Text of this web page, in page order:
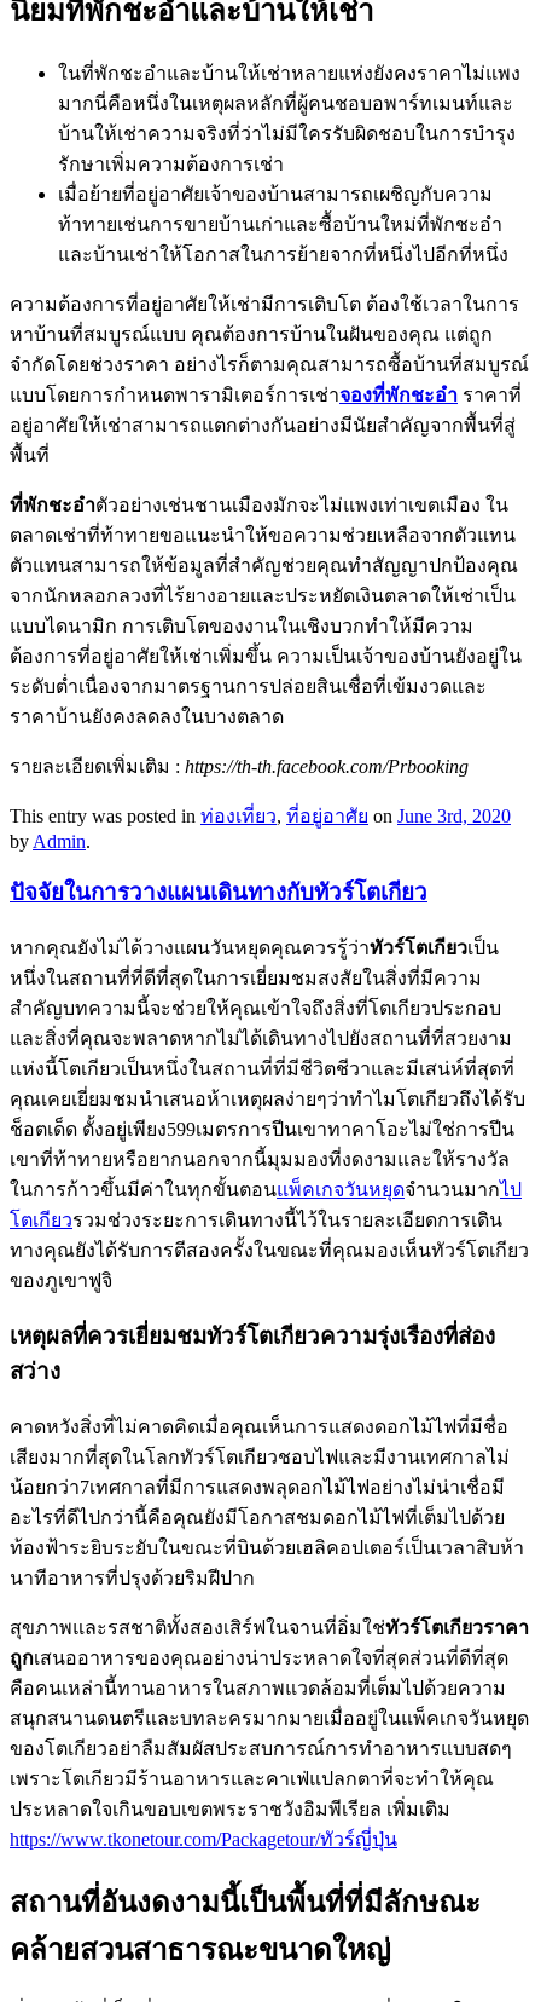
นิยมที่พักชะอำและบ้านให้เช่า
ในที่พักชะอำและบ้านให้เช่าหลายแห่งยังคงราคาไม่แพง
มากนี่คือหนึ่งในเหตุผลหลักที่ผู้คนชอบอพาร์ทเมนท์และ
บ้านให้เช่าความจริงที่ว่าไม่มีใครรับผิดชอบในการบำรุง
รักษาเพิ่มความต้องการเช่า
เมื่อย้ายที่อยู่อาศัยเจ้าของบ้านสามารถเผชิญกับความ
ท้าทายเช่นการขายบ้านเก่าและซื้อบ้านใหม่ที่พักชะอำ
และบ้านเช่าให้โอกาสในการย้ายจากที่หนึ่งไปอีกที่หนึ่ง
ความต้องการที่อยู่อาศัยให้เช่ามีการเติบโต ต้องใช้เวลาในการ
หาบ้านที่สมบูรณ์แบบ คุณต้องการบ้านในฝันของคุณ แต่ถูก
จำกัดโดยช่วงราคา อย่างไรก็ตามคุณสามารถซื้อบ้านที่สมบูรณ์
แบบโดยการกำหนดพารามิเตอร์การเช่าจองที่พักชะอำ ราคาที่
อยู่อาศัยให้เช่าสามารถแตกต่างกันอย่างมีนัยสำคัญจากพื้นที่สู่
พื้นที่
ที่พักชะอำตัวอย่างเช่นชานเมืองมักจะไม่แพงเท่าเขตเมือง ใน
ตลาดเช่าที่ท้าทายขอแนะนำให้ขอความช่วยเหลือจากตัวแทน
ตัวแทนสามารถให้ข้อมูลที่สำคัญช่วยคุณทำสัญญาปกป้องคุณ
จากนักหลอกลวงที่ไร้ยางอายและประหยัดเงินตลาดให้เช่าเป็น
แบบไดนามิก การเติบโตของงานในเชิงบวกทำให้มีความ
ต้องการที่อยู่อาศัยให้เช่าเพิ่มขึ้น ความเป็นเจ้าของบ้านยังอยู่ใน
ระดับต่ำเนื่องจากมาตรฐานการปล่อยสินเชื่อที่เข้มงวดและ
ราคาบ้านยังคงลดลงในบางตลาด
รายละเอียดเพิ่มเติม : https://th-th.facebook.com/Prbooking
This entry was posted in ท่องเที่ยว, ที่อยู่อาศัย on June 3rd, 2020
by Admin.
ปัจจัยในการวางแผนเดินทางกับทัวร์โตเกียว
หากคุณยังไม่ได้วางแผนวันหยุดคุณควรรู้ว่าทัวร์โตเกียวเป็น
หนึ่งในสถานที่ที่ดีที่สุดในการเยี่ยมชมสงสัยในสิ่งที่มีความ
สำคัญบทความนี้จะช่วยให้คุณเข้าใจถึงสิ่งที่โตเกียวประกอบ
และสิ่งที่คุณจะพลาดหากไม่ได้เดินทางไปยังสถานที่ที่สวยงาม
แห่งนี้โตเกียวเป็นหนึ่งในสถานที่ที่มีชีวิตชีวาและมีเสน่ห์ที่สุดที่
คุณเคยเยี่ยมชมนำเสนอห้าเหตุผลง่ายๆว่าทำไมโตเกียวถึงได้รับ
ช็อตเด็ด ตั้งอยู่เพียง599เมตรการปีนเขาทาคาโอะไม่ใช่การปีน
เขาที่ท้าทายหรือยากนอกจากนี้มุมมองที่งดงามและให้รางวัล
ในการก้าวขึ้นมีค่าในทุกขั้นตอนแพ็คเกจวันหยุดจำนวนมากไป
โตเกียวรวมช่วงระยะการเดินทางนี้ไว้ในรายละเอียดการเดิน
ทางคุณยังได้รับการตีสองครั้งในขณะที่คุณมองเห็นทัวร์โตเกียว
ของภูเขาฟูจิ
เหตุผลที่ควรเยี่ยมชมทัวร์โตเกียวความรุ่งเรืองที่ส่อง
สว่าง
คาดหวังสิ่งที่ไม่คาดคิดเมื่อคุณเห็นการแสดงดอกไม้ไฟที่มีชื่อ
เสียงมากที่สุดในโลกทัวร์โตเกียวชอบไฟและมีงานเทศกาลไม่
น้อยกว่า7เทศกาลที่มีการแสดงพลุดอกไม้ไฟอย่างไม่น่าเชื่อมี
อะไรที่ดีไปกว่านี้คือคุณยังมีโอกาสชมดอกไม้ไฟที่เต็มไปด้วย
ท้องฟ้าระยิบระยับในขณะที่บินด้วยเฮลิคอปเตอร์เป็นเวลาสิบห้า
นาทีอาหารที่ปรุงด้วยริมฝีปาก
สุขภาพและรสชาติทั้งสองเสิร์ฟในจานที่อิ่มใช่ทัวร์โตเกียวราคา
ถูกเสนออาหารของคุณอย่างน่าประหลาดใจที่สุดส่วนที่ดีที่สุด
คือคนเหล่านี้ทานอาหารในสภาพแวดล้อมที่เต็มไปด้วยความ
สนุกสนานดนตรีและบทละครมากมายเมื่ออยู่ในแพ็คเกจวันหยุด
ของโตเกียวอย่าลืมสัมผัสประสบการณ์การทำอาหารแบบสดๆ
เพราะโตเกียวมีร้านอาหารและคาเฟ่แปลกตาที่จะทำให้คุณ
ประหลาดใจเกินขอบเขตพระราชวังอิมพีเรียล เพิ่มเติม
https://www.tkonetour.com/Packagetour/ทัวร์ญี่ปุ่น
สถานที่อันงดงามนี้เป็นพื้นที่ที่มีลักษณะ
คล้ายสวนสาธารณะขนาดใหญ่